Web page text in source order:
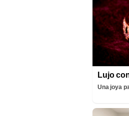
Lujo
Una joya